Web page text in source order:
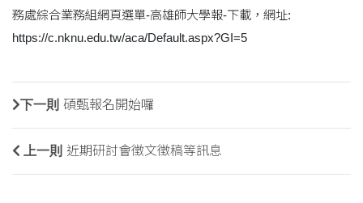
務處綜合業務組網頁選單-高雄師大學報-下載，網址:
https://c.nknu.edu.tw/aca/Default.aspx?GI=5
下一則 碩甄報名開始囉
上一則 近期研討會徵文徵稿等訊息